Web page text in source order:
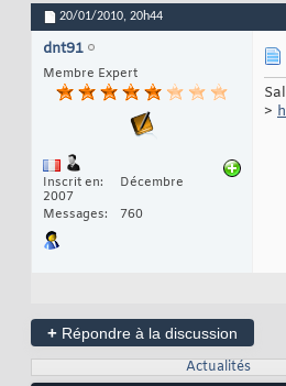
20/01/2010, 20h44
dnt91
Membre Expert
Inscrit en
Décembre
2007
Messages
760
>
+ Répondre à la discussion
Actualités